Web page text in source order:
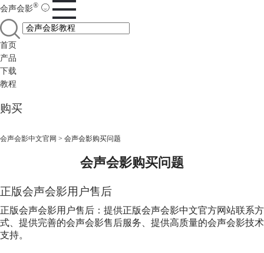
会声会影®
首页
产品
下载
教程
购买
会声会影中文官网 > 会声会影购买问题
会声会影购买问题
正版会声会影用户售后
正版会声会影用户售后：提供正版会声会影中文官方网站联系方
式、提供完善的会声会影售后服务、提供高质量的会声会影技术
支持。